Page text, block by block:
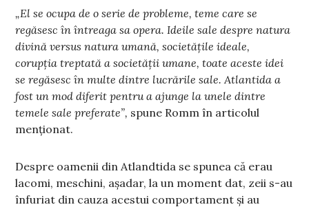
„El se ocupa de o serie de probleme, teme care se
regăsesc în întreaga sa opera. Ideile sale despre natura
divină versus natura umană, societățile ideale,
corupția treptată a societății umane, toate aceste idei
se regăsesc în multe dintre lucrările sale. Atlantida a
fost un mod diferit pentru a ajunge la unele dintre
temele sale preferate”, spune Romm în articolul
menționat.
Despre oamenii din Atlandtida se spunea că erau
lacomi, meschini, așadar, la un moment dat, zeii s-au
înfuriat din cauza acestui comportament și au